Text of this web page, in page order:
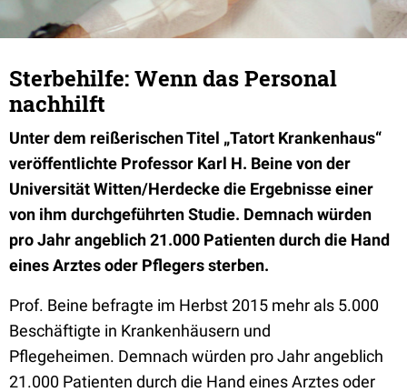
Sterbehilfe: Wenn das Personal
nachhilft
Unter dem reißerischen Titel „Tatort Krankenhaus“
veröffentlichte Professor Karl H. Beine von der
Universität Witten/Herdecke die Ergebnisse einer
von ihm durchgeführten Studie. Demnach würden
pro Jahr angeblich 21.000 Patienten durch die Hand
eines Arztes oder Pflegers sterben.
Prof. Beine befragte im Herbst 2015 mehr als 5.000
Beschäftigte in Krankenhäusern und
Pflegeheimen. Demnach würden pro Jahr angeblich
21.000 Patienten durch die Hand eines Arztes oder